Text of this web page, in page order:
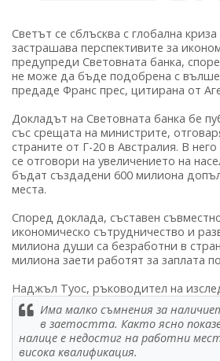
Светът се сблъсква с глобална
застрашава перспективите за
предупреди Световната банка,
не може да бъде подобрена с
предаде Франс прес, цитирана от
Докладът на Световната банка бе
със срещата на министрите,
страните от Г-20 в Австралия. В
се отговори на увеличението на
бъдат създадени 600 милиона
места.
Според доклада, съставен
икономическо сътрудничество и
милиона души са безработни в
милиона заети работят за заплата
Наджъл Туос, ръководител на
Има малко съмнения за
в заетостта. Както ясно
налице е недостиг на работни
висока квалификация.